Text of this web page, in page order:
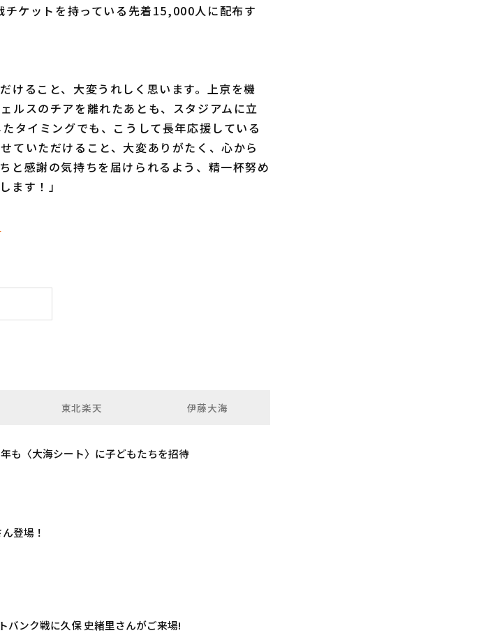
チケットを持っている先着15,000人に配布す
けること、大変うれしく思います。上京を機
ルスのチアを離れたあとも、スタジアムに立
タイミングでも、こうして長年応援している
ていただけること、大変ありがたく、心から
と感謝の気持ちを届けられるよう、精一杯努め
ます！」
へ
東北楽天 伊藤大海
も〈大海シート〉に子どもたちを招待
登場！
バンク戦に久保 史緒里さんがご来場!